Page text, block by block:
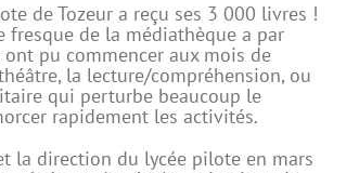
de Tozeur a reçu ses 3 000 livres !
de la médiathèque a par
pu commencer aux mois de
la lecture/compréhension, ou
qui perturbe beaucoup le
rapidement les activités.
la direction du lycée pilote en mars